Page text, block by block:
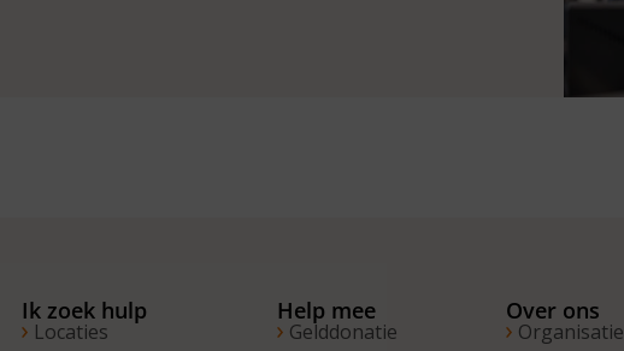
Ik zoek hulp
Locaties
Help mee
Gelddonatie
Over ons
Organisatie